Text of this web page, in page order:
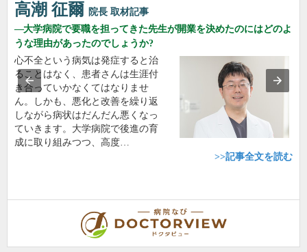
高潮 征爾 院長 取材記事
大学病院で要職を担ってきた先生が開業を決めたのにはどのよ
うな理由があったのでしょうか?
心不全という病気は発症すると治
ることはなく、患者さんは生涯付
き合っていかなくてはなりませ
ん。しかも、悪化と改善を繰り返
しながら病状はだんだん悪くなっ
ていきます。大学病院で後進の育
成に取り組みつつ、高度…
>>記事全文を読む